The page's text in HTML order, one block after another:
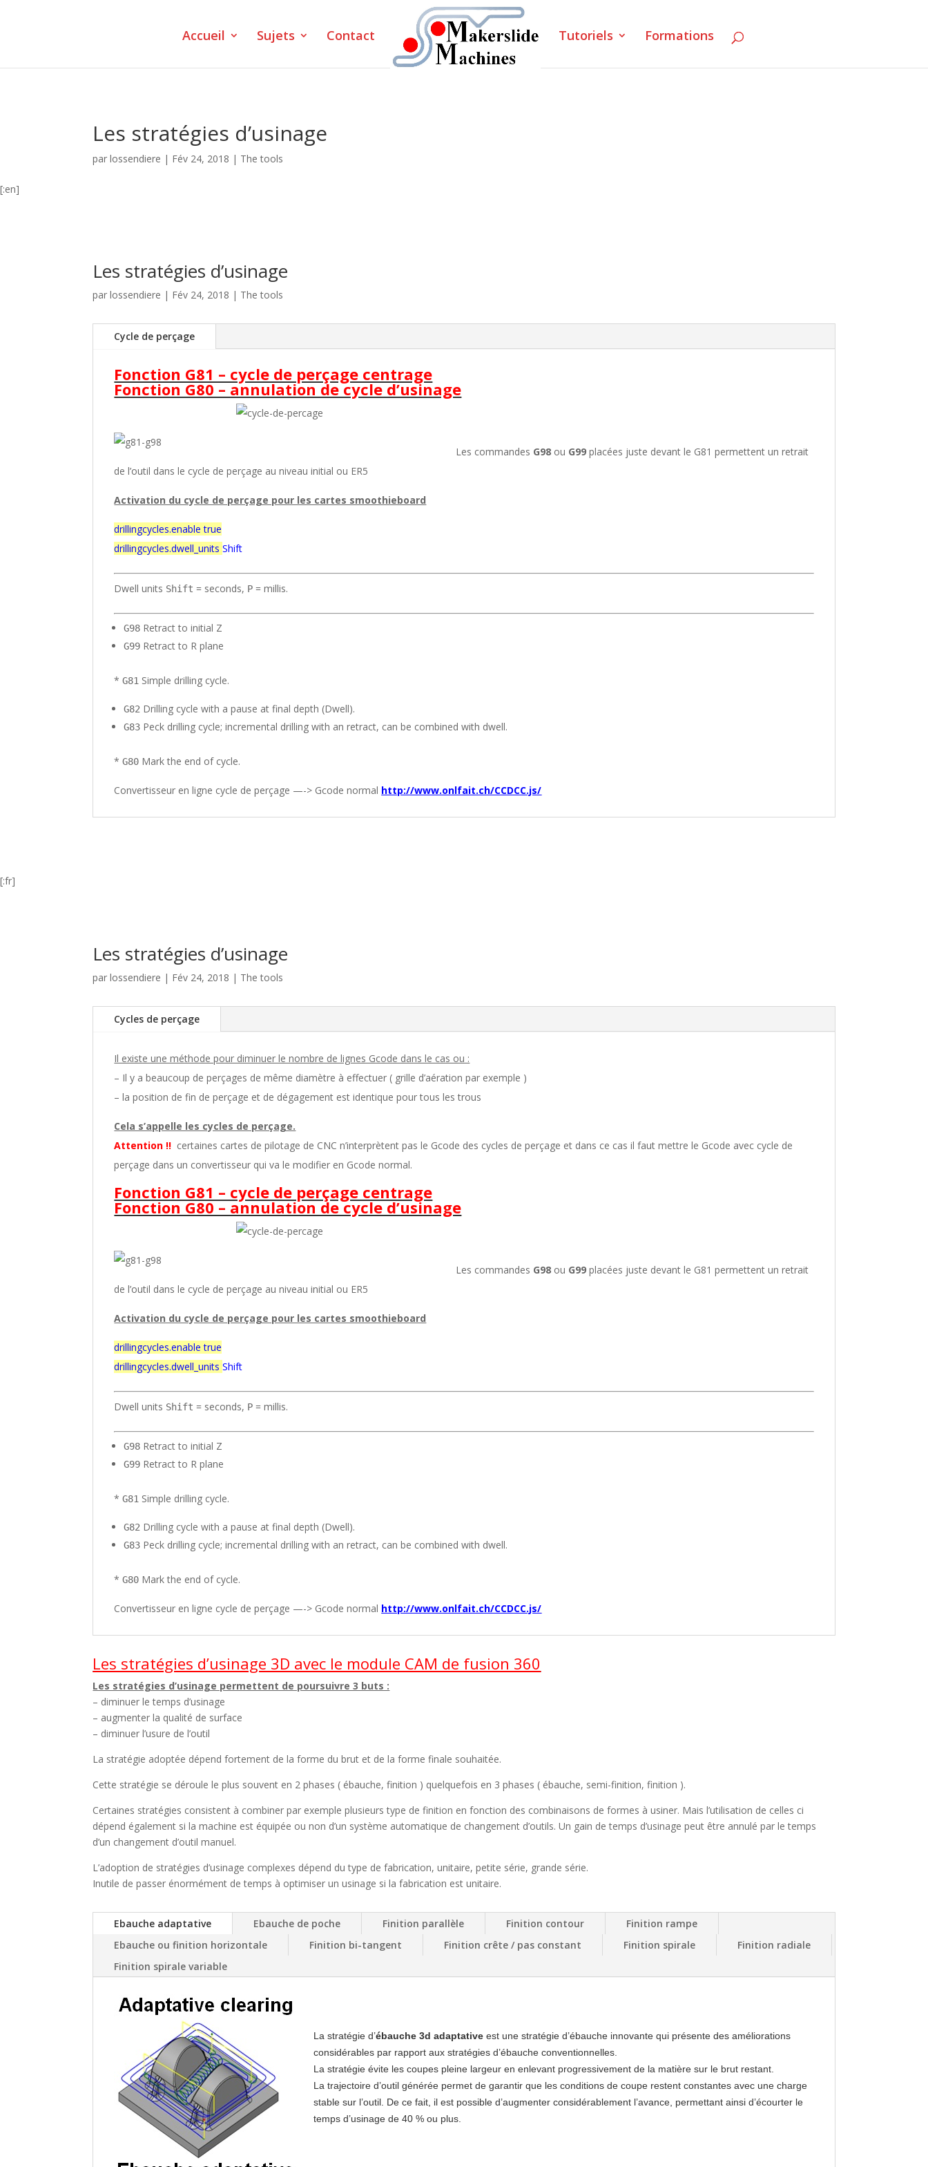
Accueil Sujets Contact Tutoriels Formations
Les stratégies d’usinage
parlossendiere | Fév 24, 2018 | The tools
[:en]
Les stratégies d’usinage
parlossendiere | Fév 24, 2018 | The tools
Cycle de perçage
Fonction G81 – cycle de perçage centrage
Fonction G80 – annulation de cycle d’usinage
Les commandes G98 ou G99 placées juste devant le G81 permettent un retrait
de l’outil dans le cycle de perçage au niveau initial ou ER5
Activation du cycle de perçage pour les cartes smoothieboard
drillingcycles.enable true
drillingcycles.dwell_unitsShift
Dwell units Shift = seconds, P = millis.
G98 Retract to initial Z
G99 Retract to R plane
*G81 Simple drilling cycle.
G82 Drilling cycle with a pause at final depth (Dwell).
G83 Peck drilling cycle; incremental drilling with an retract, can be combined with dwell.
*G80 Mark the end of cycle.
Convertisseur en ligne cycle de perçage —-> Gcode normal http://www.onlfait.ch/CCDCC.js/
[:fr]
Les stratégies d’usinage
parlossendiere | Fév 24, 2018 | The tools
Cycles de perçage
Il existe une méthode pour diminuer le nombre de lignes Gcode dans le cas ou :
– Il y a beaucoup de perçages de même diamètre à effectuer ( grille d’aération par exemple )
– la position de fin de perçage et de dégagement est identique pour tous les trous
Cela s’appelle les cycles de perçage.
Attention !! certaines cartes de pilotage de CNC n’interprètent pas le Gcode des cycles de perçage et dans ce cas il faut mettre le Gcode avec cycle de
perçage dans un convertisseur qui va le modifier en Gcode normal.
Fonction G81 – cycle de perçage centrage
Fonction G80 – annulation de cycle d’usinage
Les commandes G98 ou G99 placées juste devant le G81 permettent un retrait
de l’outil dans le cycle de perçage au niveau initial ou ER5
Activation du cycle de perçage pour les cartes smoothieboard
drillingcycles.enable true
drillingcycles.dwell_unitsShift
Dwell units Shift = seconds, P = millis.
G98 Retract to initial Z
G99 Retract to R plane
*G81 Simple drilling cycle.
G82 Drilling cycle with a pause at final depth (Dwell).
G83 Peck drilling cycle; incremental drilling with an retract, can be combined with dwell.
*G80 Mark the end of cycle.
Convertisseur en ligne cycle de perçage —-> Gcode normal http://www.onlfait.ch/CCDCC.js/
Les stratégies d’usinage 3D avec le module CAM de fusion 360
Les stratégies d’usinage permettent de poursuivre 3 buts :
– diminuer le temps d’usinage
– augmenter la qualité de surface
– diminuer l’usure de l’outil
La stratégie adoptée dépend fortement de la forme du brut et de la forme finale souhaitée.
Cette stratégie se déroule le plus souvent en 2 phases ( ébauche, finition ) quelquefois en 3 phases ( ébauche, semi-finition, finition ).
Certaines stratégies consistent à combiner par exemple plusieurs type de finition en fonction des combinaisons de formes à usiner. Mais l’utilisation de celles ci
dépend également si la machine est équipée ou non d’un système automatique de changement d’outils. Un gain de temps d’usinage peut être annulé par le temps
d’un changement d’outil manuel.
L’adoption de stratégies d’usinage complexes dépend du type de fabrication, unitaire, petite série, grande série.
Inutile de passer énormément de temps à optimiser un usinage si la fabrication est unitaire.
Ebauche adaptative Ebauche de poche Finition parallèle Finition contour
Finition rampe
Ebauche ou finition horizontale
Finition bi-tangent Finition crête / pas constant Finition spirale
Finition radiale
Finition spirale variable
La stratégie d’ébauche 3d adaptative est une stratégie d’ébauche innovante qui présente des améliorations
considérables par rapport aux stratégies d’ébauche conventionnelles.
La stratégie évite les coupes pleine largeur en enlevant progressivement de la matière sur le brut restant.
La trajectoire d’outil générée permet de garantir que les conditions de coupe restent constantes avec une charge
stable sur l’outil. De ce fait, il est possible d’augmenter considérablement l’avance, permettant ainsi d’écourter le
temps d’usinage de 40 % ou plus.